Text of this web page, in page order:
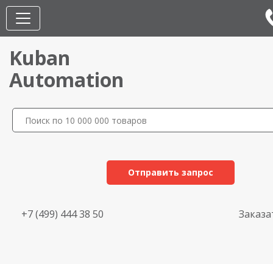
Kuban
Automation
Отправить запрос
+7 (499) 444 38 50